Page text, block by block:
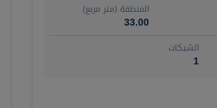
المنطقة (متر مربع)
33.00
الشيكات
1